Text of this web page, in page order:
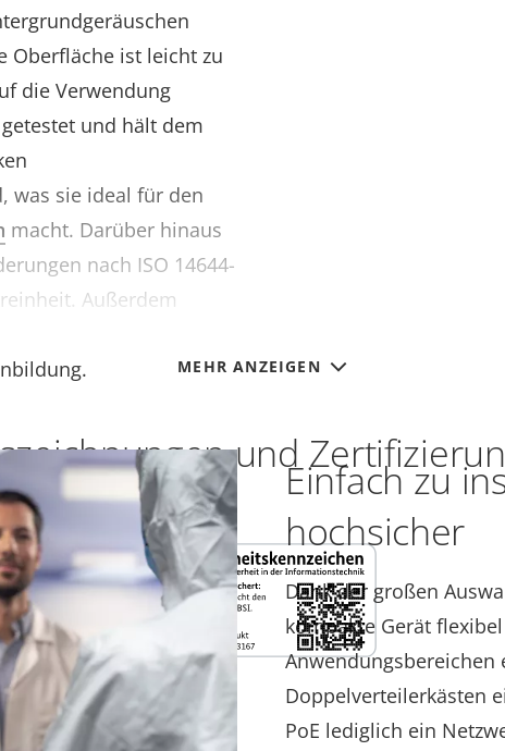
MEHR ANZEIGEN
Oberfläche ist leicht zu
die Verwendung
und hält dem
was sie ideal für den
macht. Darüber hinaus
nach ISO 14644-
Außerdem
Einfach zu
hochsicher
Dank der großen
kompakte Gerät
Anwendungsbereichen
Doppelverteilerkästen
PoE lediglich ein
und